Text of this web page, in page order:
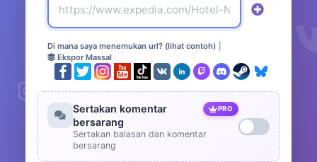
Di mana saya menemukan url? (lihat contoh)
Ekspor Massal
Sertakan komentar
bersarang
PRO
Sertakan balasan dan komentar
bersarang